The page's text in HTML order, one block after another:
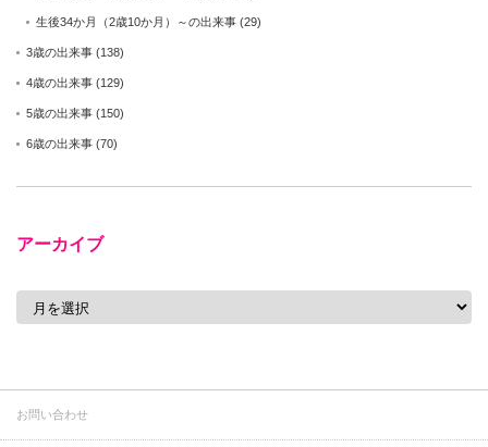
生後34か月（2歳10か月）～の出来事 (29)
3歳の出来事 (138)
4歳の出来事 (129)
5歳の出来事 (150)
6歳の出来事 (70)
アーカイブ
ア
お問い合わせ